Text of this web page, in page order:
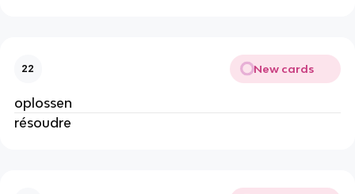
22 New cards
oplossen
résoudre